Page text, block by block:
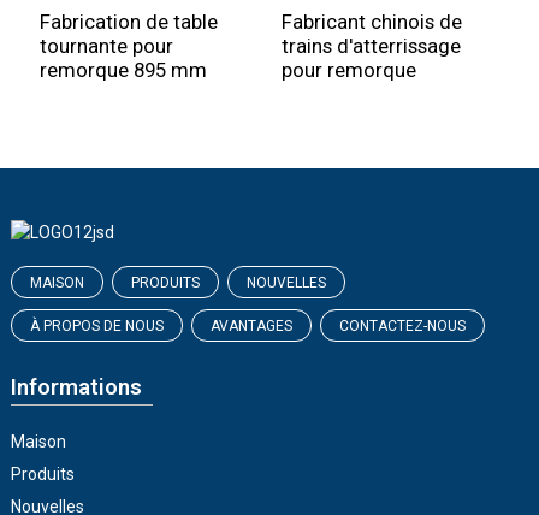
Fabrication de table
tournante pour
remorque 895 mm
Fabricant chinois de
trains d'atterrissage
pour remorque
MAISON PRODUITS NOUVELLES
À PROPOS DE NOUS AVANTAGES CONTACTEZ-NOUS
Informations
Maison
Produits
Nouvelles